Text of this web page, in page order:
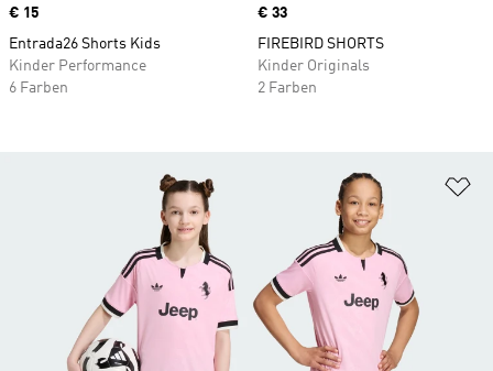
Price
€ 15
Entrada26 Shorts Kids
Kinder Performance
6 Farben
Price
€ 33
FIREBIRD SHORTS
Kinder Originals
2 Farben